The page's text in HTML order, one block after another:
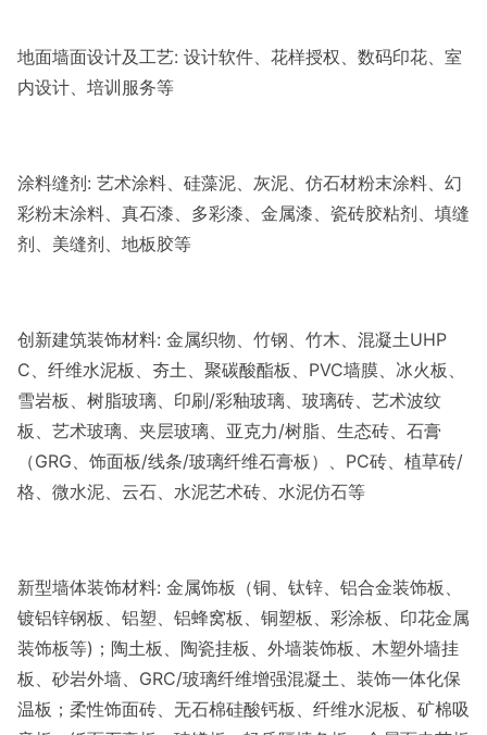
地面墙面设计及工艺: 设计软件、花样授权、数码印花、室
内设计、培训服务等
涂料缝剂: 艺术涂料、硅藻泥、灰泥、仿石材粉末涂料、幻
彩粉末涂料、真石漆、多彩漆、金属漆、瓷砖胶粘剂、填缝
剂、美缝剂、地板胶等
创新建筑装饰材料: 金属织物、竹钢、竹木、混凝土UHP
C、纤维水泥板、夯土、聚碳酸酯板、PVC墙膜、冰火板、
雪岩板、树脂玻璃、印刷/彩釉玻璃、玻璃砖、艺术波纹
板、艺术玻璃、夹层玻璃、亚克力/树脂、生态砖、石膏
（GRG、饰面板/线条/玻璃纤维石膏板）、PC砖、植草砖/
格、微水泥、云石、水泥艺术砖、水泥仿石等
新型墙体装饰材料: 金属饰板（铜、钛锌、铝合金装饰板、
镀铝锌钢板、铝塑、铝蜂窝板、铜塑板、彩涂板、印花金属
装饰板等)；陶土板、陶瓷挂板、外墙装饰板、木塑外墙挂
板、砂岩外墙、GRC/玻璃纤维增强混凝土、装饰一体化保
温板；柔性饰面砖、无石棉硅酸钙板、纤维水泥板、矿棉吸